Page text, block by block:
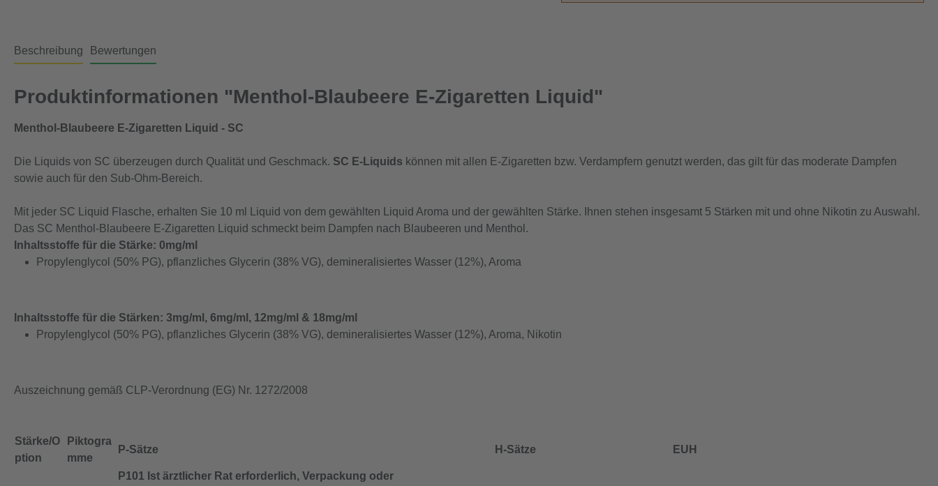
Beschreibung Bewertungen
Produktinformationen "Menthol-Blaubeere E-Zigaretten Liquid"
Menthol-Blaubeere E-Zigaretten Liquid - SC
Die Liquids von SC überzeugen durch Qualität und Geschmack. SC E-Liquids können mit allen E-Zigaretten bzw. Verdampfern genutzt werden, das gilt für das moderate Dampfen
sowie auch für den Sub-Ohm-Bereich.
Mit jeder SC Liquid Flasche, erhalten Sie 10 ml Liquid von dem gewählten Liquid Aroma und der gewählten Stärke. Ihnen stehen insgesamt 5 Stärken mit und ohne Nikotin zu Auswahl.
Das SC Menthol-Blaubeere E-Zigaretten Liquid schmeckt beim Dampfen nach Blaubeeren und Menthol.
Inhaltsstoffe für die Stärke: 0mg/ml
Propylenglycol (50% PG), pflanzliches Glycerin (38% VG), demineralisiertes Wasser (12%), Aroma
Inhaltsstoffe für die Stärken: 3mg/ml, 6mg/ml, 12mg/ml & 18mg/ml
Propylenglycol (50% PG), pflanzliches Glycerin (38% VG), demineralisiertes Wasser (12%), Aroma, Nikotin
Auszeichnung gemäß CLP-Verordnung (EG) Nr. 1272/2008
Stärke/O
ption
Piktogra
mme
P-Sätze H-Sätze EUH
P101 Ist ärztlicher Rat erforderlich, Verpackung oder